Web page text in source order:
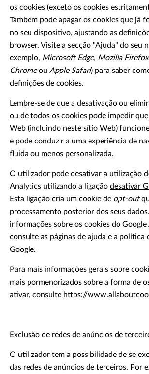
os cookies (exceto os cookies
Também pode apagar os cookies que já
no seu dispositivo, ajustando as
browser. Visite a secção "Ajuda" do seu
exemplo, Microsoft Edge, Mozilla
Chromeou Apple Safari) para saber
definições de cookies.
Lembre-se de que a desativação ou
ou de todos os cookies pode impedir
Web (incluindo neste sítio Web)
e pode conduzir a uma experiência de
fluida ou menos personalizada.
O utilizador pode desativar a utilização
Analytics utilizando a ligação desativar
Esta ligação cria um cookie de opt-out
processamento posterior dos seus
informações sobre os cookies do Google
consulte as páginas de ajuda e a política
Google.
Para mais informações gerais sobre
mais pormenorizados sobre a forma de
ativar, consulte https://
Exclusão de redes de anúncios de
O utilizador tem a possibilidade de se
das redes de anúncios de terceiros. Por